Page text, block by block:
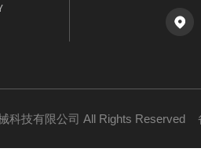
科技有限公司 All Rights Reserved